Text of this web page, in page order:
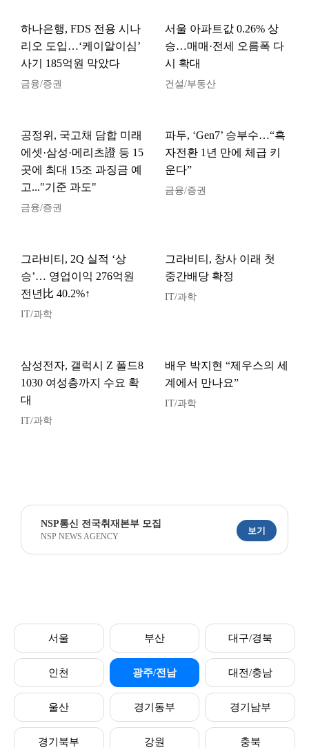
하나은행, FDS 전용 시나
리오 도입…‘케이알이심’
사기 185억원 막았다
금융/증권
서울 아파트값 0.26% 상
승…매매·전세 오름폭 다
시 확대
건설/부동산
공정위, 국고채 담합 미래
에셋·삼성·메리츠證 등 15
곳에 최대 15조 과징금 예
고..."기준 과도"
금융/증권
파두, ‘Gen7’ 승부수…“흑
자전환 1년 만에 체급 키
운다”
금융/증권
그라비티, 2Q 실적 ‘상
승’… 영업이익 276억원
전년比 40.2%↑
IT/과학
그라비티, 창사 이래 첫
중간배당 확정
IT/과학
삼성전자, 갤럭시 Z 폴드8
1030 여성층까지 수요 확
대
IT/과학
배우 박지현 “제우스의 세
계에서 만나요”
IT/과학
NSP통신 전국취재본부 모집
NSP NEWS AGENCY
보기
서울 부산 대구/경북
인천 광주/전남 대전/충남
울산 경기동부 경기남부
경기북부 강원 충북